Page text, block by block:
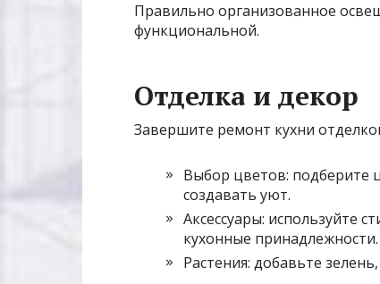
Правильно организованное
функциональной.
Отделка и декор
Завершите ремонт кухни
Выбор цветов: подберите
создавать уют.
Аксессуары: используйте
кухонные принадлежности.
Растения: добавьте